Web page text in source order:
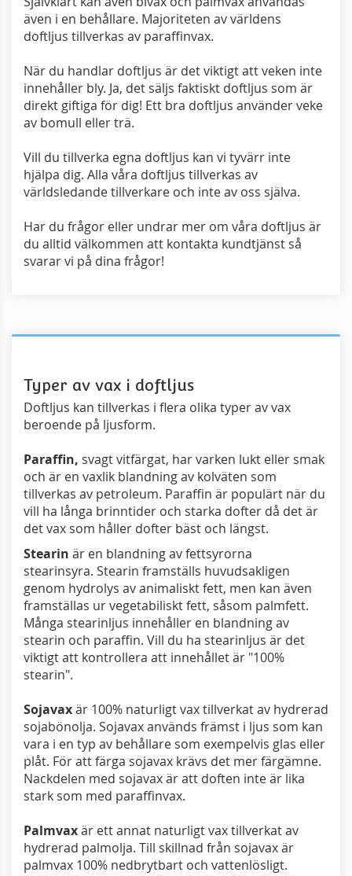
även i en behållare. Majoriteten av världens
doftljus tillverkas av paraffinvax.
När du handlar doftljus är det viktigt att veken inte
innehåller bly. Ja, det säljs faktiskt doftljus som är
direkt giftiga för dig! Ett bra doftljus använder veke
av bomull eller trä.
Vill du tillverka egna doftljus kan vi tyvärr inte
hjälpa dig. Alla våra doftljus tillverkas av
världsledande tillverkare och inte av oss själva.
Har du frågor eller undrar mer om våra doftljus är
du alltid välkommen att kontakta kundtjänst så
svarar vi på dina frågor!
Typer av vax i doftljus
Doftljus kan tillverkas i flera olika typer av vax
beroende på ljusform.
Paraffin, svagt vitfärgat, har varken lukt eller smak
och är en vaxlik blandning av kolväten som
tillverkas av petroleum. Paraffin är populärt när du
vill ha långa brinntider och starka dofter då det är
det vax som håller dofter bäst och längst.
Stearin är en blandning av fettsyrorna
stearinsyra. Stearin framställs huvudsakligen
genom hydrolys av animaliskt fett, men kan även
framställas ur vegetabiliskt fett, såsom palmfett.
Många stearinljus innehåller en blandning av
stearin och paraffin. Vill du ha stearinljus är det
viktigt att kontrollera att innehållet är "100%
stearin".
Sojavaxär 100% naturligt vax tillverkat av hydrerad
sojabönolja. Sojavax används främst i ljus som kan
vara i en typ av behållare som exempelvis glas eller
plåt. För att färga sojavax krävs det mer färgämne.
Nackdelen med sojavax är att doften inte är lika
stark som med paraffinvax.
Palmvaxär ett annat naturligt vax tillverkat av
hydrerad palmolja. Till skillnad från sojavax är
palmvax 100% nedbrytbart och vattenlösligt.